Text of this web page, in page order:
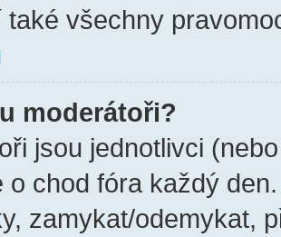
také všechny
moderátoři?
jsou jednotlivci
o chod fóra každý
zamykat/odemykat,